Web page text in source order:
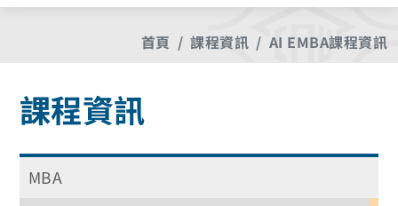
首頁 課程資訊 AI EMBA課程資訊
課程資訊
MBA